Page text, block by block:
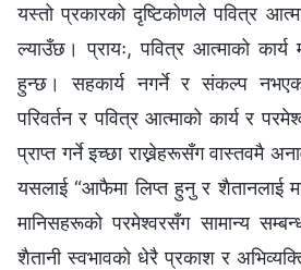
यस्तो प्रकारको दृष्टिकोणले पवित्र
ल्याउँछ। प्रायः, पवित्र आत्माको कार्य
हुन्छ। सहकार्य नगर्ने र संकल्प
परिवर्तन र पवित्र आत्माको कार्य र
प्राप्‍त गर्ने इच्छा राख्नेहरूसँग वास्तवमै
यसलाई “आफैमा लिप्‍त हुनु र शैतानलाई
मानिसहरूको परमेश्‍वरसँग सामान्य
शैतानी स्वभावको धेरै प्रकाश र